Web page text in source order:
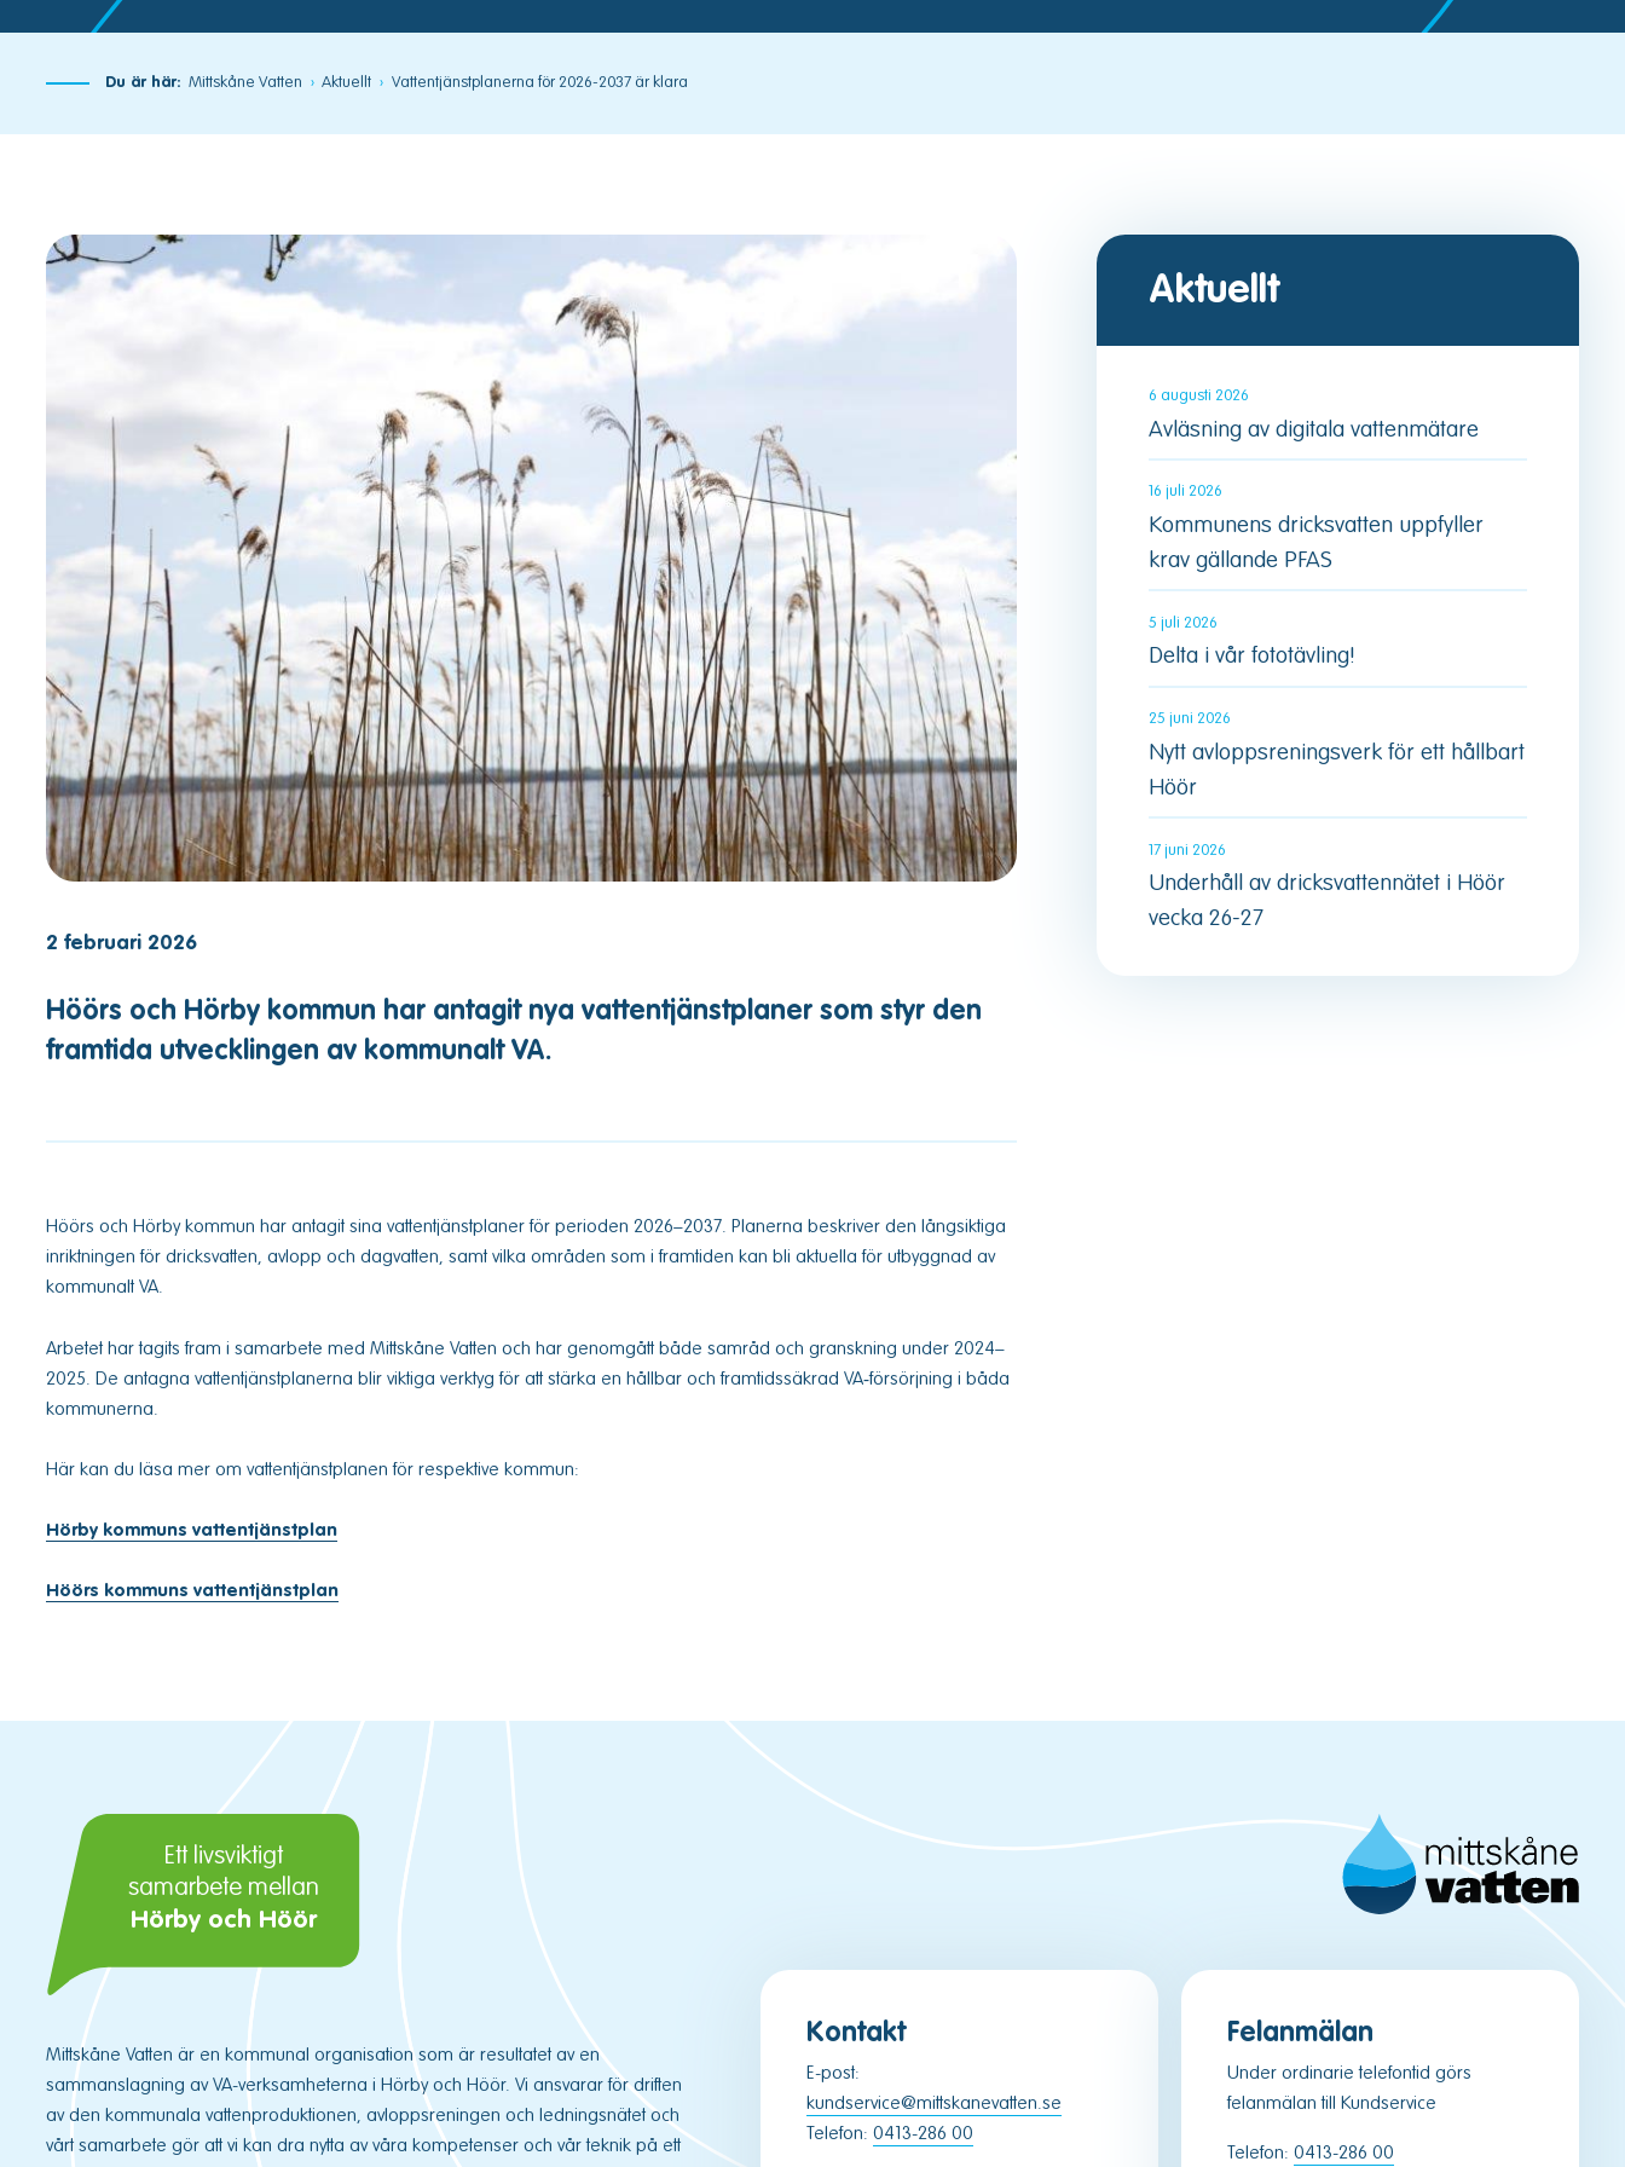
Du är här: Mittskåne Vatten Aktuellt Vattentjänstplanerna för 2026-2037 är klara
2 februari 2026
Höörs och Hörby kommun har antagit nya vattentjänstplaner som styr den
framtida utvecklingen av kommunalt VA.
Höörs och Hörby kommun har antagit sina vattentjänstplaner för perioden 2026–2037. Planerna beskriver den långsiktiga
inriktningen för dricksvatten, avlopp och dagvatten, samt vilka områden som i framtiden kan bli aktuella för utbyggnad av
kommunalt VA.
Arbetet har tagits fram i samarbete med Mittskåne Vatten och har genomgått både samråd och granskning under 2024–
2025. De antagna vattentjänstplanerna blir viktiga verktyg för att stärka en hållbar och framtidssäkrad VA‑försörjning i båda
kommunerna.
Här kan du läsa mer om vattentjänstplanen för respektive kommun:
Hörby kommuns vattentjänstplan
Höörs kommuns vattentjänstplan
Aktuellt
6 augusti 2026
Avläsning av digitala vattenmätare
16 juli 2026
Kommunens dricksvatten uppfyller
krav gällande PFAS
5 juli 2026
Delta i vår fototävling!
25 juni 2026
Nytt avloppsreningsverk för ett hållbart
Höör
17 juni 2026
Underhåll av dricksvattennätet i Höör
vecka 26-27
Ett livsviktigt
samarbete mellan
Hörby och Höör
Mittskåne Vatten är en kommunal organisation som är resultatet av en
sammanslagning av VA-verksamheterna i Hörby och Höör. Vi ansvarar för driften
av den kommunala vattenproduktionen, avloppsreningen och ledningsnätet och
vårt samarbete gör att vi kan dra nytta av våra kompetenser och vår teknik på ett
Kontakt
E-post:
kundservice@mittskanevatten.se
Telefon:0413-286 00
Felanmälan
Under ordinarie telefontid görs
felanmälan till Kundservice
Telefon:0413-286 00